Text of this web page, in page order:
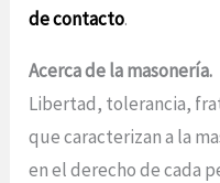
de contacto.
Acerca de la masonería.
Libertad, tolerancia,
que caracterizan a la
en el derecho de cada